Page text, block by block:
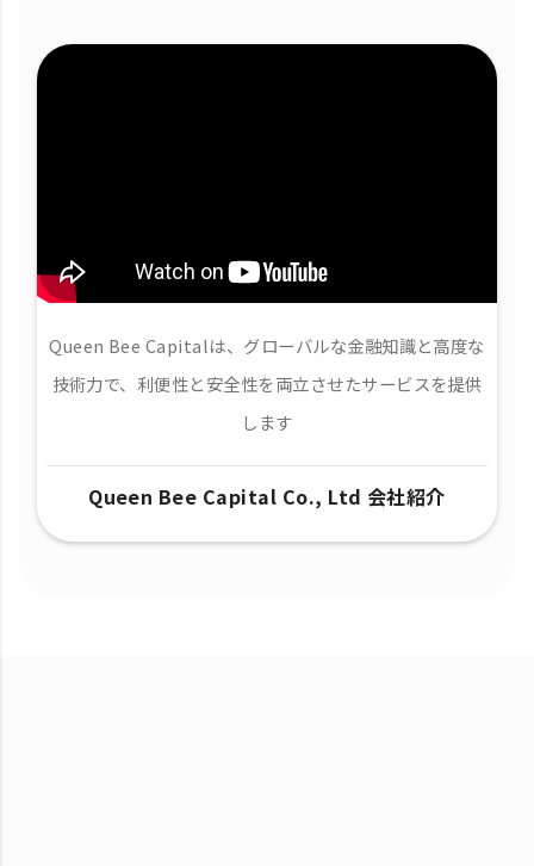
Queen Bee Capitalは、グローバルな金融知識と高度な
技術力で、​利便性と安全性を両立させたサービスを提供
します
Queen Bee Capital Co., Ltd 会社紹介